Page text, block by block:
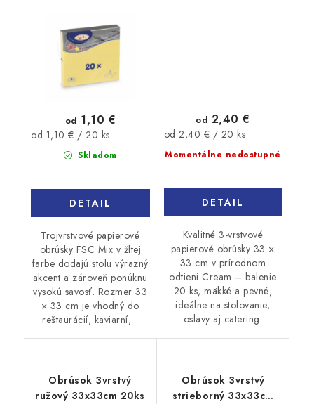
Skladom
od 1,10 €
Jednotková
od 1,10 € / 20 ks
DETAIL
Trojvrstvové papierové
obrúsky FSC Mix v žltej
farbe dodajú stolu výrazný
akcent a zároveň ponúknu
vysokú savosť. Rozmer 33
× 33 cm je vhodný do
reštaurácií, kaviarní,...
Momentálne nedostupné
od 2,40 €
Jednotková
cena:
od 2,40 € / 20 ks
DETAIL
Kvalitné 3-vrstvové
papierové obrúsky 33 ×
33 cm v prírodnom
odtieni Cream – balenie
20 ks, mäkké a pevné,
ideálne na stolovanie,
oslavy aj catering.
Obrúsok 3vrstvý
ružový 33x33cm 20ks
Obrúsok 3vrstvý
strieborný 33x33cm